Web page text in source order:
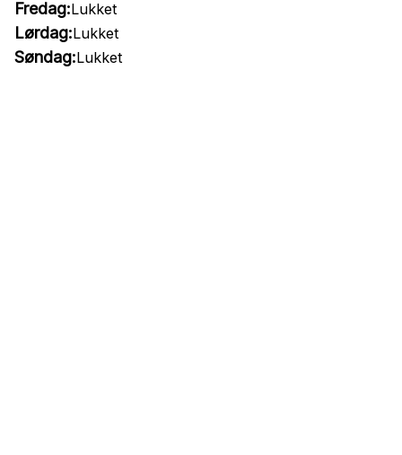
Fredag:Lukket
Lørdag:Lukket
Søndag:Lukket